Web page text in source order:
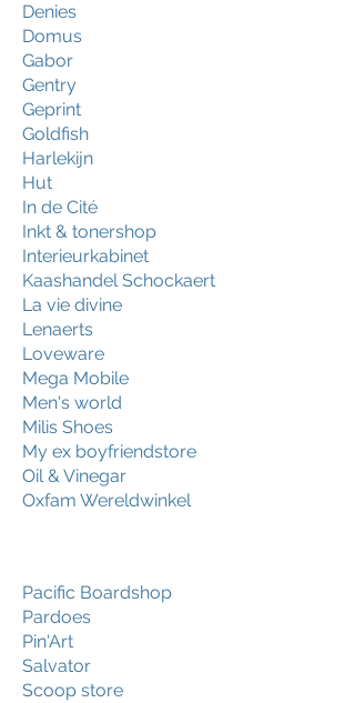
Denies
Domus
Gabor
Gentry
Geprint
Goldfish
Harlekijn
Hut
In de Cité
Inkt & tonershop
Interieurkabinet
Kaashandel Schockaert
La vie divine
Lenaerts
Loveware
Mega Mobile
Men's world
Milis Shoes
My ex boyfriendstore
Oil & Vinegar
Oxfam Wereldwinkel
Pacific Boardshop
Pardoes
Pin'Art
Salvator
Scoop store